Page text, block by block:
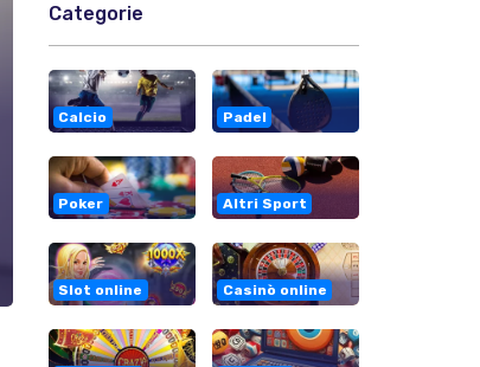
Categorie
Calcio Padel
Poker Altri Sport
Slot online Casinò online